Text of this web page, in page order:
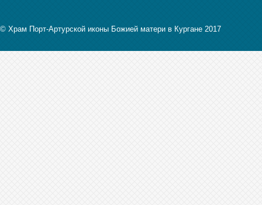
© Храм Порт-Артурской иконы Божией матери в Кургане 2017